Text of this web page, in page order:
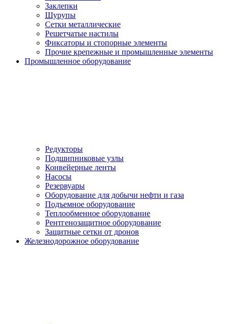
Заклепки
Шурупы
Сетки металлические
Решетчатые настилы
Фиксаторы и стопорные элементы
Прочие крепежные и промышленные элементы
Промышленное оборудование
Редукторы
Подшипниковые узлы
Конвейерные ленты
Насосы
Резервуары
Оборудование для добычи нефти и газа
Подъемное оборудование
Теплообменное оборудование
Рентгенозащитное оборудование
Защитные сетки от дронов
Железнодорожное оборудование